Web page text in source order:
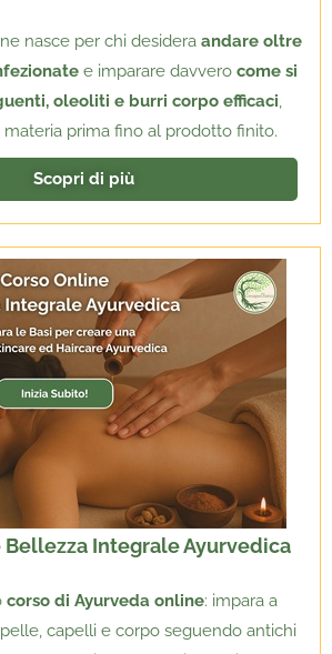
nasce per chi desidera andare oltre
e imparare davvero come si
oleoliti e burri corpo efficaci,
prima fino al prodotto finito.
Scopri di più
Bellezza Integrale Ayurvedica
corso di Ayurveda online: impara a
capelli e corpo seguendo antichi